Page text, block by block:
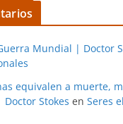
Mundial | Doctor
equivalen a muerte,
Stokes en Seres